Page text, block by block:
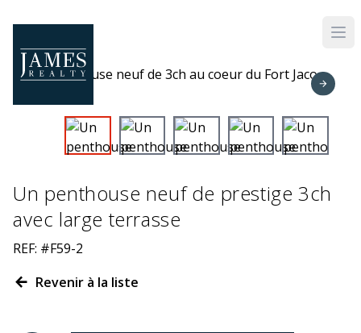
Un penthouse neuf de prestige 3ch
avec large terrasse
REF: #F59-2
Revenir à la liste